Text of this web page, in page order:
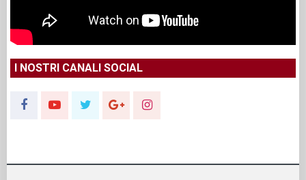
I NOSTRI CANALI SOCIAL